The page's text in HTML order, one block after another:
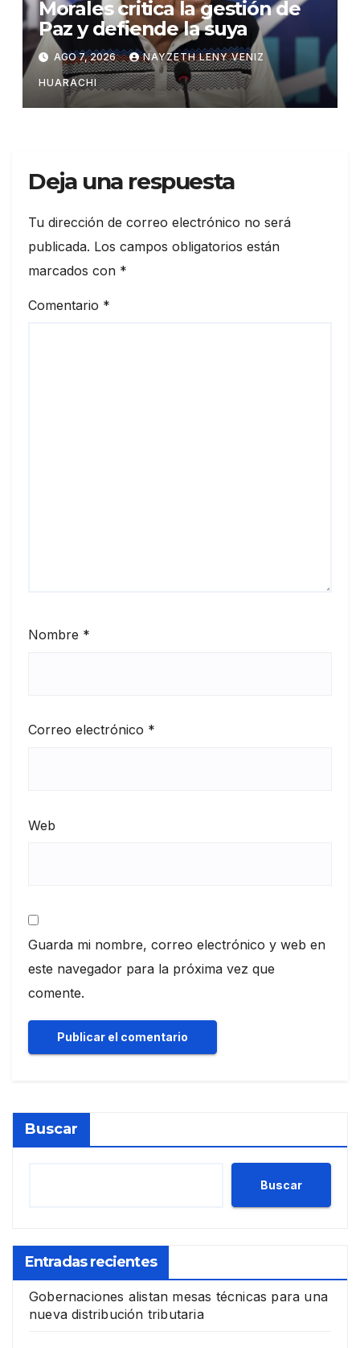
Morales critica la gestión de
Paz y defiende la suya
AGO 7, 2026 NAYZETH LENY VENIZ
HUARACHI
Deja una respuesta
Tu dirección de correo electrónico no será
publicada. Los campos obligatorios están
marcados con *
Comentario *
Nombre *
Correo electrónico *
Web
Guarda mi nombre, correo electrónico y web en
este navegador para la próxima vez que
comente.
Buscar
Buscar
Entradas recientes
Gobernaciones alistan mesas técnicas para una
nueva distribución tributaria